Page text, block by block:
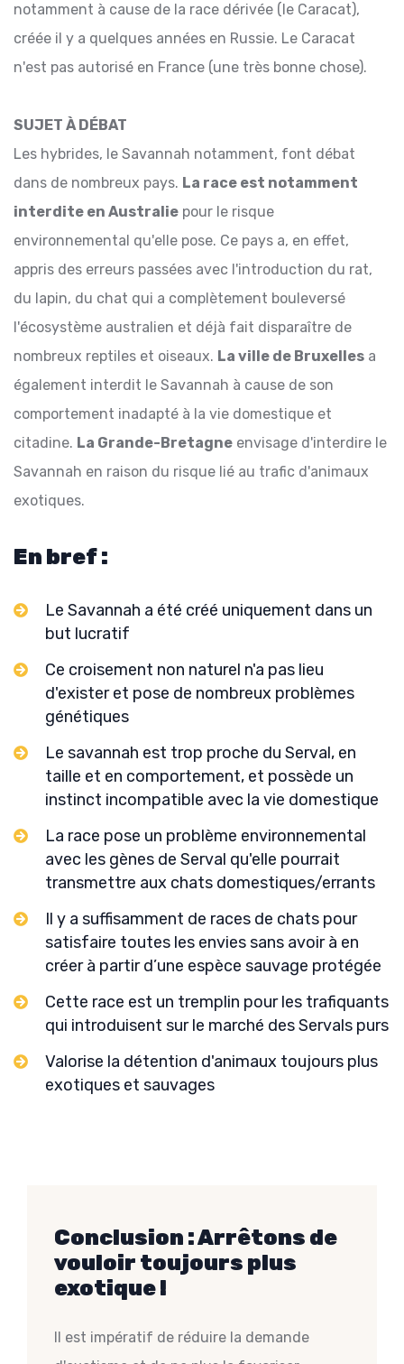
notamment à cause de la race dérivée (le Caracat),
créée il y a quelques années en Russie. Le Caracat
n'est pas autorisé en France (une très bonne chose).
SUJET À DÉBAT
Les hybrides, le Savannah notamment, font débat
dans de nombreux pays. La race est notamment
interdite en Australie pour le risque
environnemental qu'elle pose. Ce pays a, en effet,
appris des erreurs passées avec l'introduction du rat,
du lapin, du chat qui a complètement bouleversé
l'écosystème australien et déjà fait disparaître de
nombreux reptiles et oiseaux. La ville de Bruxelles a
également interdit le Savannah à cause de son
comportement inadapté à la vie domestique et
citadine. La Grande-Bretagne envisage d'interdire le
Savannah en raison du risque lié au trafic d'animaux
exotiques.
En bref :
Le Savannah a été créé uniquement dans un
but lucratif
Ce croisement non naturel n'a pas lieu
d'exister et pose de nombreux problèmes
génétiques
Le savannah est trop proche du Serval, en
taille et en comportement, et possède un
instinct incompatible avec la vie domestique
La race pose un problème environnemental
avec les gènes de Serval qu'elle pourrait
transmettre aux chats domestiques/errants
Il y a suffisamment de races de chats pour
satisfaire toutes les envies sans avoir à en
créer à partir d’une espèce sauvage protégée
Cette race est un tremplin pour les trafiquants
qui introduisent sur le marché des Servals purs
Valorise la détention d'animaux toujours plus
exotiques et sauvages
Conclusion : Arrêtons de
vouloir toujours plus
exotique !
Il est impératif de réduire la demande